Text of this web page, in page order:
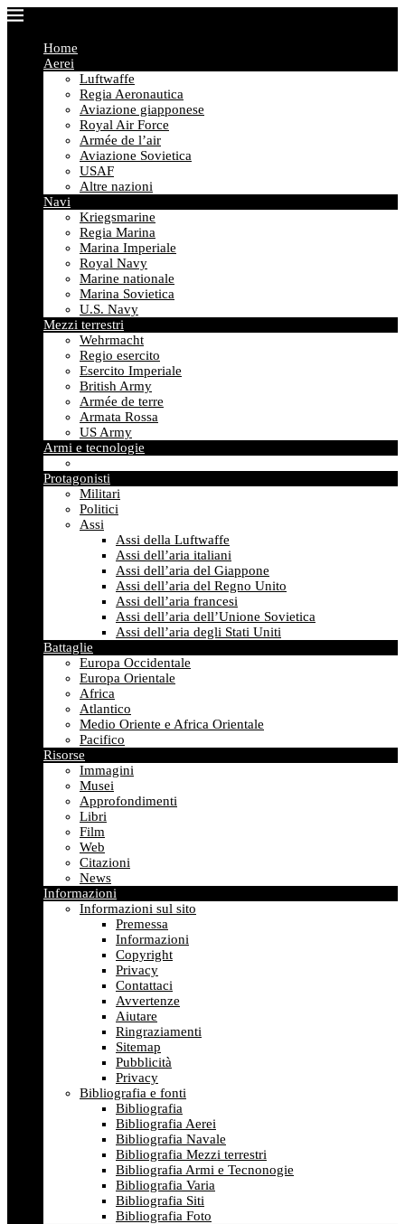
Home
Aerei
Luftwaffe
Regia Aeronautica
Aviazione giapponese
Royal Air Force
Armée de l’air
Aviazione Sovietica
USAF
Altre nazioni
Navi
Kriegsmarine
Regia Marina
Marina Imperiale
Royal Navy
Marine nationale
Marina Sovietica
U.S. Navy
Mezzi terrestri
Wehrmacht
Regio esercito
Esercito Imperiale
British Army
Armée de terre
Armata Rossa
US Army
Armi e tecnologie
Protagonisti
Militari
Politici
Assi
Assi della Luftwaffe
Assi dell’aria italiani
Assi dell’aria del Giappone
Assi dell’aria del Regno Unito
Assi dell’aria francesi
Assi dell’aria dell’Unione Sovietica
Assi dell’aria degli Stati Uniti
Battaglie
Europa Occidentale
Europa Orientale
Africa
Atlantico
Medio Oriente e Africa Orientale
Pacifico
Risorse
Immagini
Musei
Approfondimenti
Libri
Film
Web
Citazioni
News
Informazioni
Informazioni sul sito
Premessa
Informazioni
Copyright
Privacy
Contattaci
Avvertenze
Aiutare
Ringraziamenti
Sitemap
Pubblicità
Privacy
Bibliografia e fonti
Bibliografia
Bibliografia Aerei
Bibliografia Navale
Bibliografia Mezzi terrestri
Bibliografia Armi e Tecnonogie
Bibliografia Varia
Bibliografia Siti
Bibliografia Foto